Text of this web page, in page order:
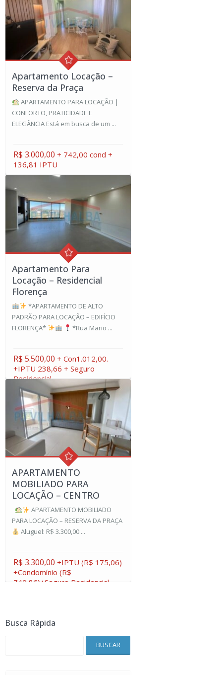
Apartamento Locação –
Reserva da Praça
APARTAMENTO PARA LOCAÇÃO |
CONFORTO, PRATICIDADE E
ELEGÂNCIA Está em busca de um ...
R$ 3.000,00+ 742,00 cond +
136,81 IPTU
Apartamento Para
Locação – Residencial
Florença
*APARTAMENTO DE ALTO
PADRÃO PARA LOCAÇÃO – EDIFÍCIO
FLORENÇA*
*Rua Mario ...
R$ 5.500,00+ Con1.012,00.
+IPTU 238,66 + Seguro
Residencial
APARTAMENTO
MOBILIADO PARA
LOCAÇÃO – CENTRO
APARTAMENTO MOBILIADO
PARA LOCAÇÃO – RESERVA DA PRAÇA
Aluguel: R$ 3.300,00 ...
R$ 3.300,00+IPTU (R$ 175,06)
+Condomínio (R$
740,86)+Seguro Residencial
Busca Rápida
BUSCAR